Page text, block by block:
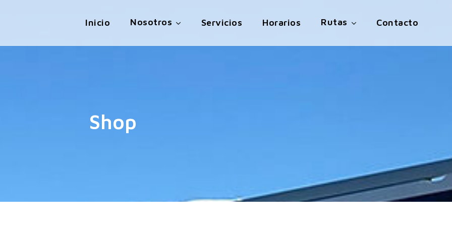
Inicio Nosotros Servicios Horarios Rutas Contacto
Shop